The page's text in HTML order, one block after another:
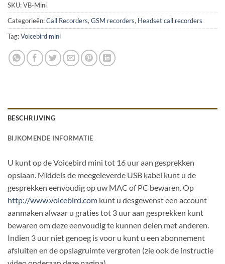
SKU:VB-Mini
Categorieën:Call Recorders, GSM recorders, Headset call recorders
Tag:Voicebird mini
BESCHRIJVING
BIJKOMENDE INFORMATIE
U kunt op de Voicebird mini tot 16 uur aan gesprekken
opslaan. Middels de meegeleverde USB kabel kunt u de
gesprekken eenvoudig op uw MAC of PC bewaren. Op
http://www.voicebird.com kunt u desgewenst een account
aanmaken alwaar u graties tot 3 uur aan gesprekken kunt
bewaren om deze eenvoudig te kunnen delen met anderen.
Indien 3 uur niet genoeg is voor u kunt u een abonnement
afsluiten en de opslagruimte vergroten (zie ook de instructie